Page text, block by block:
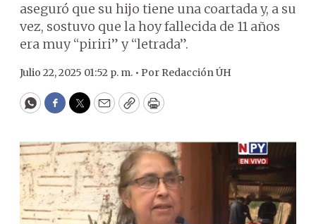
aseguró que su hijo tiene una coartada y, a su
vez, sostuvo que la hoy fallecida de 11 años
era muy “piriri” y “letrada”.
Julio 22, 2025 01:52 p. m. • Por Redacción ÚH
WhatsApp
Facebook
Twitter
EmailCopyPrint